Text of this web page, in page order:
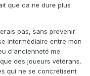
que ca ne dure plus
pas, sans prevenir
intermédiaire entre mon
d'ancienneté me
des joueurs vétérans.
qui ne se concrétisent